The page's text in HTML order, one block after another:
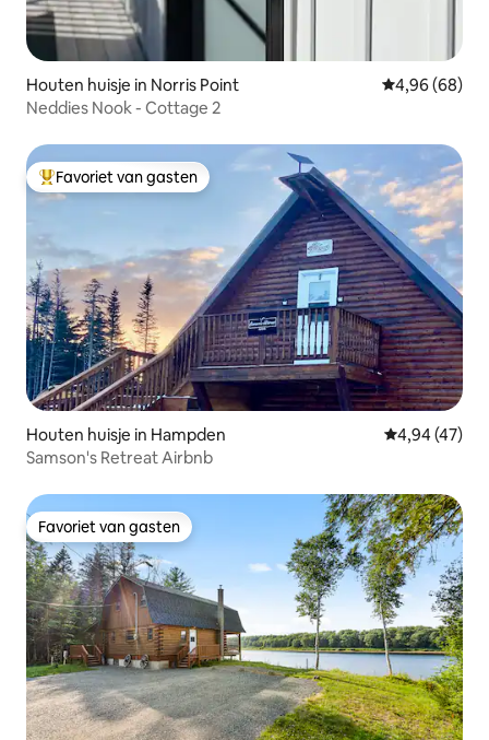
Houten huisje in Norris Point Gemiddelde
4,96 (68)
Neddies Nook - Cottage 2
Topfavoriet van gasten
Favoriet van gasten
Houten huisje in Hampden Gemiddelde
4,94 (47)
Samson's Retreat Airbnb
Favoriet van gasten
Favoriet van gasten